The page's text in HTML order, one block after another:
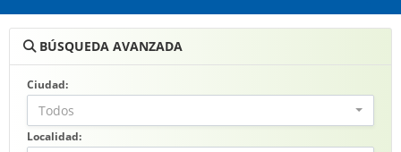
BÚSQUEDA AVANZADA
Ciudad:
Todos
Localidad: